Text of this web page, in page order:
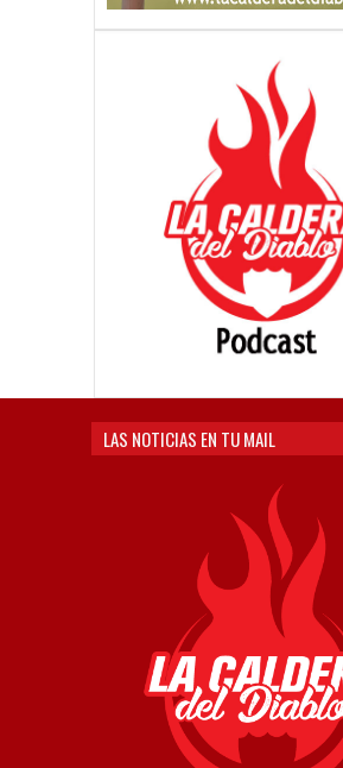
LAS NOTICIAS EN TU MAIL